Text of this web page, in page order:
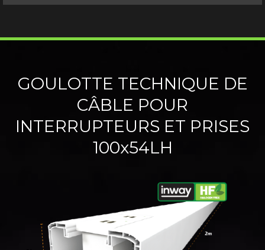
GOULOTTE TECHNIQUE DE
CÂBLE POUR
INTERRUPTEURS ET PRISES
100x54LH